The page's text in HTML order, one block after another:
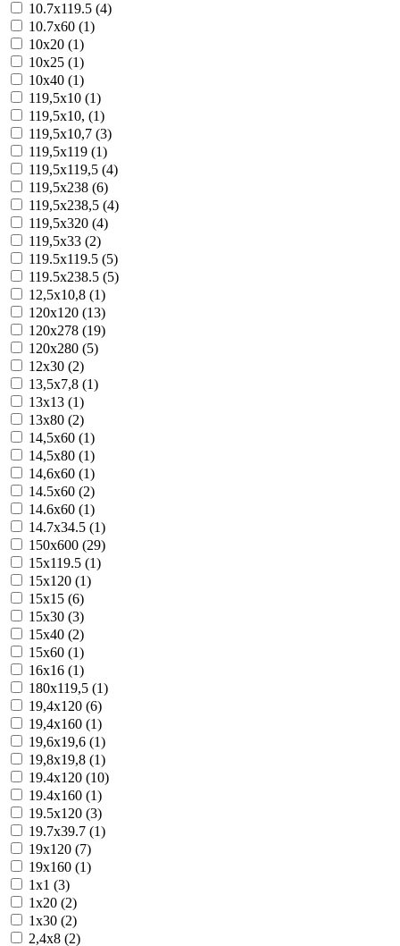
10.7x119.5 (4)
10.7x60 (1)
10x20 (1)
10x25 (1)
10x40 (1)
119,5x10 (1)
119,5x10, (1)
119,5x10,7 (3)
119,5x119 (1)
119,5x119,5 (4)
119,5x238 (6)
119,5x238,5 (4)
119,5x320 (4)
119,5x33 (2)
119.5x119.5 (5)
119.5x238.5 (5)
12,5x10,8 (1)
120x120 (13)
120x278 (19)
120x280 (5)
12x30 (2)
13,5x7,8 (1)
13x13 (1)
13x80 (2)
14,5x60 (1)
14,5x80 (1)
14,6x60 (1)
14.5x60 (2)
14.6x60 (1)
14.7x34.5 (1)
150x600 (29)
15x119.5 (1)
15x120 (1)
15x15 (6)
15x30 (3)
15x40 (2)
15x60 (1)
16x16 (1)
180x119,5 (1)
19,4x120 (6)
19,4x160 (1)
19,6x19,6 (1)
19,8x19,8 (1)
19.4x120 (10)
19.4x160 (1)
19.5x120 (3)
19.7x39.7 (1)
19x120 (7)
19x160 (1)
1x1 (3)
1x20 (2)
1x30 (2)
2,4x8 (2)